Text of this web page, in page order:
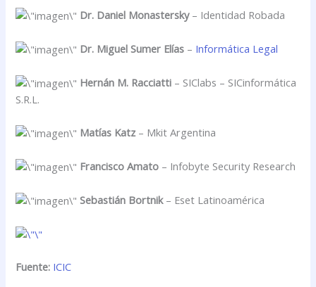
Dr. Daniel Monastersky– Identidad Robada
Dr. Miguel Sumer Elías – Informática Legal
Hernán M. Racciatti – SIClabs – SICinformática
S.R.L.
Matías Katz – Mkit Argentina
Francisco Amato – Infobyte Security Research
Sebastián Bortnik– Eset Latinoamérica
Fuente: ICIC